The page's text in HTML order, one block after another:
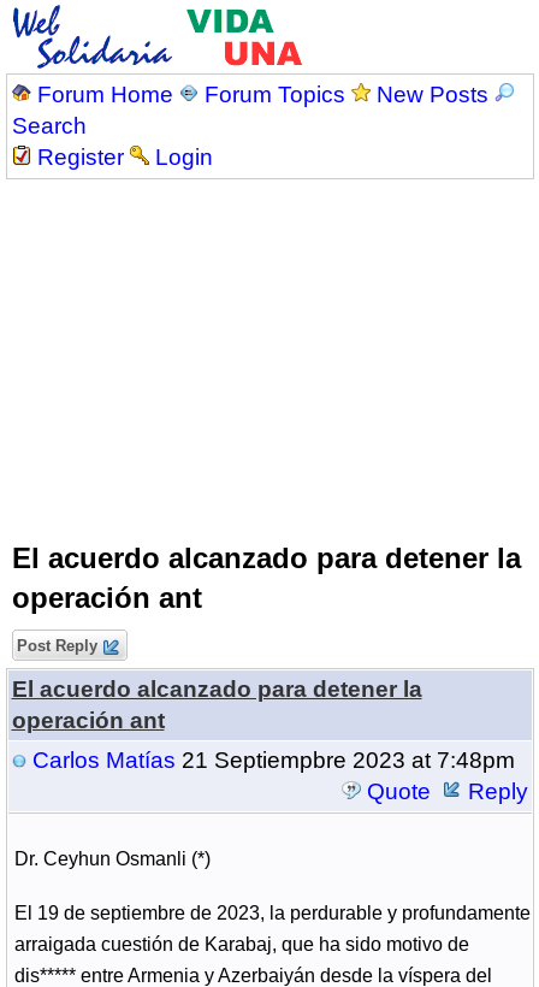
Forum Home Forum Topics
New Posts
Search
Register
Login
El acuerdo alcanzado para detener la
operación ant
Post Reply
El acuerdo alcanzado para detener la
operación ant
Carlos Matías 21 Septiempbre 2023 at 7:48pm
Quote
Reply
Dr. Ceyhun Osmanli (*)
El 19 de septiembre de 2023, la perdurable y profundamente
arraigada cuestión de Karabaj, que ha sido motivo de
dis***** entre Armenia y Azerbaiyán desde la víspera del